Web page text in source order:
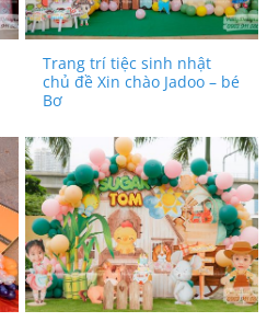
Trang trí tiệc sinh nhật
chủ đề Xin chào Jadoo – bé
Bơ